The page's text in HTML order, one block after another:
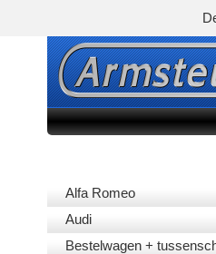
Alfa Romeo
Audi
Bestelwagen +